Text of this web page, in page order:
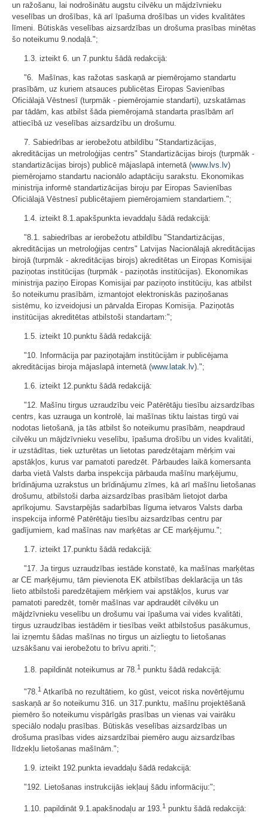
un ražošanu, lai nodrošinātu augstu cilvēku un mājdzīvnieku
veselības un drošības, kā arī īpašuma drošības un vides kvalitātes
līmeni. Būtiskās veselības aizsardzības un drošuma prasības minētas
šo noteikumu 9.nodaļā.";
1.3. izteikt 6. un 7.punktu šādā redakcijā:
"6. Mašīnas, kas ražotas saskaņā ar piemērojamo standartu
prasībām, uz kuriem atsauces publicētas Eiropas Savienības
Oficiālajā Vēstnesī (turpmāk - piemērojamie standarti), uzskatāmas
par tādām, kas atbilst šāda piemērojamā standarta prasībām arī
attiecībā uz veselības aizsardzību un drošumu.
7. Sabiedrības ar ierobežotu atbildību "Standartizācijas,
akreditācijas un metroloģijas centrs" Standartizācijas birojs (turpmāk -
standartizācijas birojs) publicē mājaslapā internetā (www.lvs.lv)
piemērojamo standartu nacionālo adaptāciju sarakstu. Ekonomikas
ministrija informē standartizācijas biroju par Eiropas Savienības
Oficiālajā Vēstnesī publicētajiem piemērojamiem standartiem.";
1.4. izteikt 8.1.apakšpunkta ievaddaļu šādā redakcijā:
"8.1. sabiedrības ar ierobežotu atbildību "Standartizācijas,
akreditācijas un metroloģijas centrs" Latvijas Nacionālajā akreditācijas
birojā (turpmāk - akreditācijas birojs) akreditētas un Eiropas Komisijai
paziņotas institūcijas (turpmāk - paziņotās institūcijas). Ekonomikas
ministrija paziņo Eiropas Komisijai par paziņoto institūciju, kas atbilst
šo noteikumu prasībām, izmantojot elektroniskās paziņošanas
sistēmu, ko izveidojusi un pārvalda Eiropas Komisija. Paziņotās
institūcijas akreditētas atbilstoši standartam:";
1.5. izteikt 10.punktu šādā redakcijā:
"10. Informācija par paziņotajām institūcijām ir publicējama
akreditācijas biroja mājaslapā internetā (www.latak.lv).";
1.6. izteikt 12.punktu šādā redakcijā:
"12. Mašīnu tirgus uzraudzību veic Patērētāju tiesību aizsardzības
centrs, kas uzrauga un kontrolē, lai mašīnas tiktu laistas tirgū vai
nodotas lietošanā, ja tās atbilst šo noteikumu prasībām, neapdraud
cilvēku un mājdzīvnieku veselību, īpašuma drošību un vides kvalitāti,
ir uzstādītas, tiek uzturētas un lietotas paredzētajam mērķim vai
apstākļos, kurus var pamatoti paredzēt. Pārbaudes laikā komersanta
darba vietā Valsts darba inspekcija pārbauda mašīnu marķējumu,
brīdinājuma uzrakstus un brīdinājumu zīmes, kā arī mašīnu lietošanas
drošumu, atbilstoši darba aizsardzības prasībām lietojot darba
aprīkojumu. Savstarpējās sadarbības līguma ietvaros Valsts darba
inspekcija informē Patērētāju tiesību aizsardzības centru par
gadījumiem, kad mašīnas nav marķētas ar CE marķējumu.";
1.7. izteikt 17.punktu šādā redakcijā:
"17. Ja tirgus uzraudzības iestāde konstatē, ka mašīnas marķētas
ar CE marķējumu, tām pievienota EK atbilstības deklarācija un tās
lieto atbilstoši paredzētajiem mērķiem vai apstākļos, kurus var
pamatoti paredzēt, tomēr mašīnas var apdraudēt cilvēku un
mājdzīvnieku veselību un drošumu vai īpašuma vai vides kvalitāti,
tirgus uzraudzības iestādēm ir tiesības veikt atbilstošus pasākumus,
lai izņemtu šādas mašīnas no tirgus un aizliegtu to lietošanas
uzsākšanu vai ierobežotu to brīvu apriti.";
1.8. papildināt noteikumus ar 78.1 punktu šādā redakcijā:
"78. 1 Atkarībā no rezultātiem, ko gūst, veicot riska novērtējumu
saskaņā ar šo noteikumu 316. un 317.punktu, mašīnu projektēšanā
piemēro šo noteikumu vispārīgās prasības un vienas vai vairāku
speciālo nodaļu prasības. Būtiskās veselības aizsardzības un
drošuma prasības vides aizsardzībai piemēro augu aizsardzības
līdzekļu lietošanas mašīnām.";
1.9. izteikt 192.punkta ievaddaļu šādā redakcijā:
"192. Lietošanas instrukcijās iekļauj šādu informāciju:";
1.10. papildināt 9.1.apakšnodaļu ar 193. 1 punktu šādā redakcijā: